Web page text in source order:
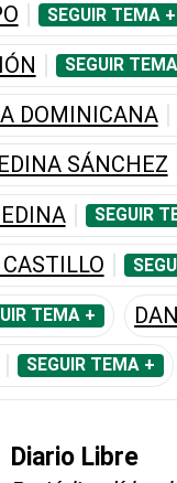
SEGUIR TEMA +
SEGUIR
DOMINICANA
SÁNCHEZ
SEGUIR
TEMA +
SEGUIR TEMA +
Diario Libre